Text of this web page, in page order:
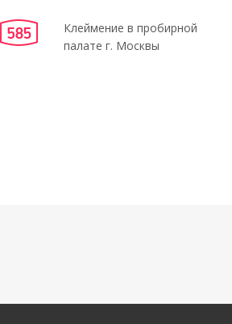
Клеймение в пробирной
палате г. Москвы